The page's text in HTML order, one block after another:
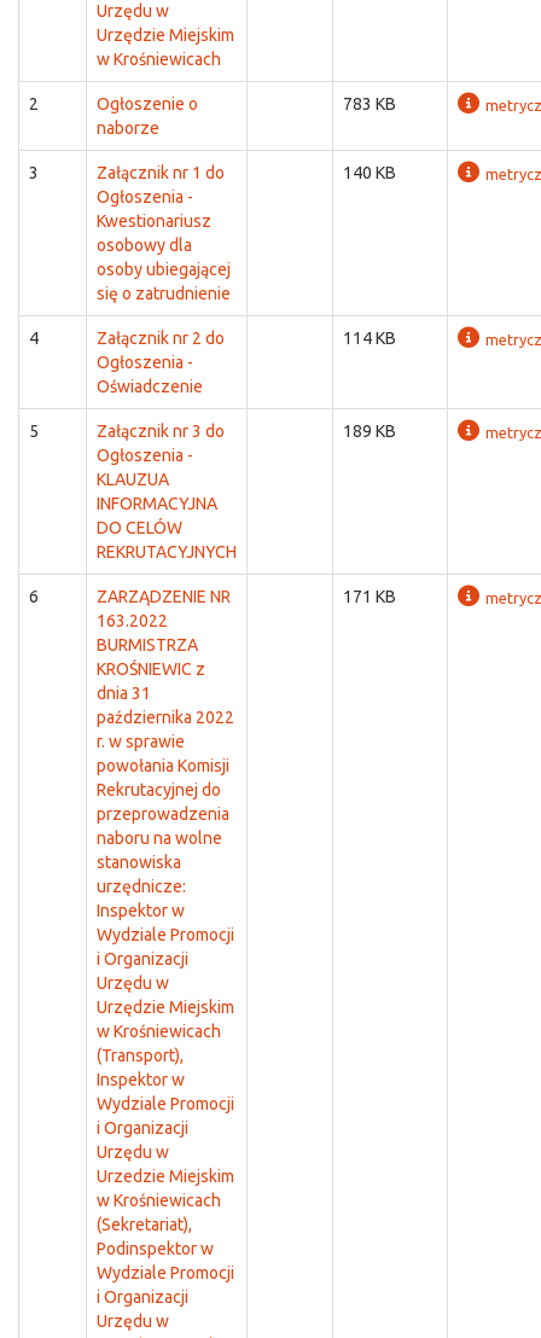
Urzędu w
Urzędzie Miejskim
w Krośniewicach
2
Ogłoszenie o
naborze
783 KB
3
Załącznik nr 1 do
Ogłoszenia -
Kwestionariusz
osobowy dla
osoby ubiegającej
się o zatrudnienie
140 KB
4
Załącznik nr 2 do
Ogłoszenia -
Oświadczenie
114 KB
5
Załącznik nr 3 do
Ogłoszenia -
KLAUZUA
INFORMACYJNA
DO CELÓW
REKRUTACYJNYCH
189 KB
6
ZARZĄDZENIE NR
163.2022
BURMISTRZA
KROŚNIEWIC z
dnia 31
października 2022
r. w sprawie
powołania Komisji
Rekrutacyjnej do
przeprowadzenia
naboru na wolne
stanowiska
urzędnicze:
Inspektor w
Wydziale Promocji
i Organizacji
Urzędu w
Urzędzie Miejskim
w Krośniewicach
(Transport),
Inspektor w
Wydziale Promocji
i Organizacji
Urzędu w
Urzedzie Miejskim
w Krośniewicach
(Sekretariat),
Podinspektor w
Wydziale Promocji
i Organizacji
Urzędu w
171 KB